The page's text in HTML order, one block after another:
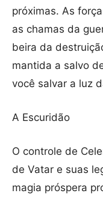
próximas. As
as chamas da
beira da
mantida a salvo
você salvar a luz
A Escuridão
O controle de
de Vatar e suas
magia próspera